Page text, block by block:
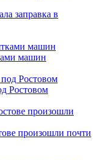
заправка в
машин
Ростовом
произошли почти